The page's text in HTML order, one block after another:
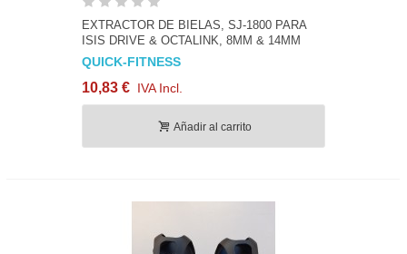
EXTRACTOR DE BIELAS, SJ-1800 PARA
ISIS DRIVE & OCTALINK, 8MM & 14MM
QUICK-FITNESS
10,83 € IVA Incl.
Añadir al carrito